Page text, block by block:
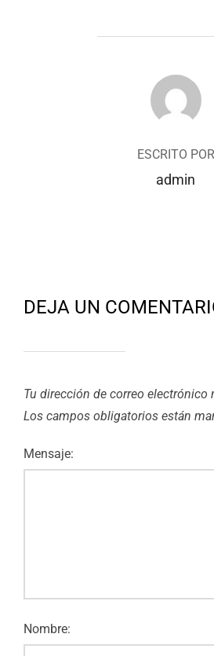
AUTOR DE LA
ESCRITO POR
admin
DEJA UN
Tu dirección de correo electrónico
Los campos obligatorios están
Mensaje:
Nombre: